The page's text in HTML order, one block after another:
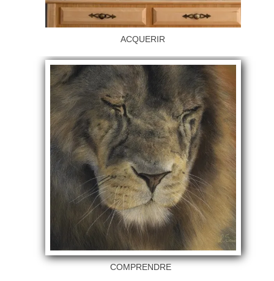
ACQUERIR
COMPRENDRE